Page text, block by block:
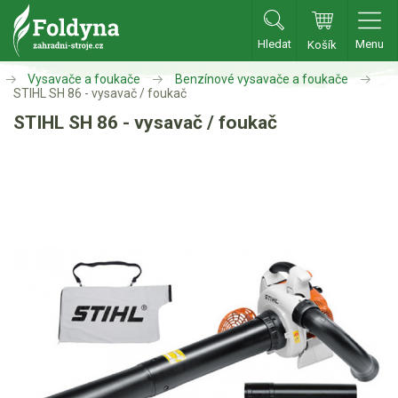
Hledat Košík Menu
Zahradní traktory
Zahradní traktory
Benzínové sekačky
Akumulátorové sekačky
Bubnové sekačky
Vysavače a foukače
Benzínové vysavače a foukače
STIHL SH 86 - vysavač / foukač
STIHL SH 86 - vysavač / foukač